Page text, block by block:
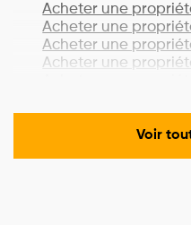
Acheter une
Acheter une
Acheter une
Acheter une
Acheter une
Acheter une Voir